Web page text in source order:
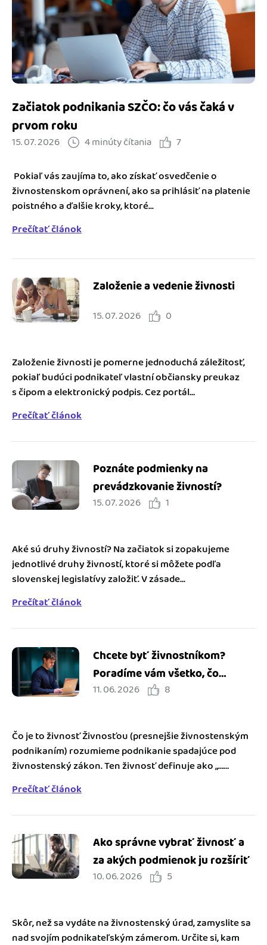
Katalóg doplnkov
Blog
Podnikateľský servis
Spýtajte sa nás
Začiatok podnikania SZČO: čo vás čaká v
prvom roku
15. 07. 2026 4 minúty čítania 7
Pokiaľ vás zaujíma to, ako získať osvedčenie o
živnostenskom oprávnení, ako sa prihlásiť na platenie
poistného a ďalšie kroky, ktoré...
Prečítať článok
Založenie a vedenie živnosti
15. 07. 2026 0
Založenie živnosti je pomerne jednoduchá záležitosť,
pokiaľ budúci podnikateľ vlastní občiansky preukaz
s čipom a elektronický podpis. Cez portál
Prečítať článok
Poznáte podmienky na
prevádzkovanie živností?
15. 07. 2026 1
Aké sú druhy živností? Na začiatok si zopakujeme
jednotlivé druhy živností, ktoré si môžete podľa
slovenskej legislatívy založiť. V zásade...
Prečítať článok
Chcete byť živnostníkom?
Poradíme vám všetko, čo
potrebujete poznať
11. 06. 2026 8
Čo je to živnosť Živnosťou (presnejšie živnostenským
podnikaním) rozumieme podnikanie spadajúce pod
živnostenský zákon. Ten živnosť definuje ako „…
Prečítať článok
Ako správne vybrať živnosť a
za akých podmienok ju rozšíriť
10. 06. 2026 5
Skôr, než sa vydáte na živnostenský úrad, zamyslite sa
nad svojím podnikateľským zámerom. Určite si, kam